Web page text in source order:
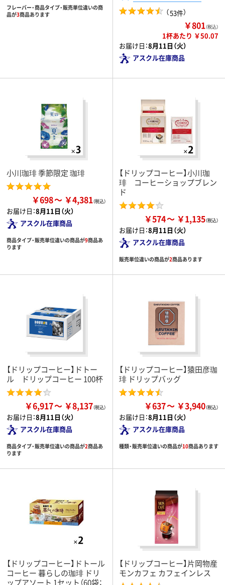
フレーバー・商品タイプ・販売単位違いの商
品が3商品あります （53件）
￥801（税込）
1杯あたり ￥50.07
お届け日：8月11日（火）
アスクル在庫商品
小川珈琲 季節限定 珈琲
￥698 ￥4,381
お届け日：8月11日（火）
アスクル在庫商品
商品タイプ・販売単位違いの商品が9商品あ
ります
【ドリップコーヒー】小川珈
琲 コーヒーショップブレン
ド
￥574 ￥1,135
お届け日：8月11日（火）
アスクル在庫商品
販売単位違いの商品が2商品あります
【ドリップコーヒー】ドトー
ル ドリップコーヒー 100杯
￥6,917 ￥8,137
お届け日：8月11日（火）
アスクル在庫商品
商品タイプ・販売単位違いの商品が2商品あ
ります
【ドリップコーヒー】猿田彦珈
琲 ドリップバッグ
￥637 ￥3,940
お届け日：8月11日（火）
アスクル在庫商品
種類・販売単位違いの商品が10商品あります
【ドリップコーヒー】ドトール
コーヒー 暮らしの珈琲 ドリ
ップアソート 1セット（60袋：
【ドリップコーヒー】片岡物産
モンカフェ カフェインレス